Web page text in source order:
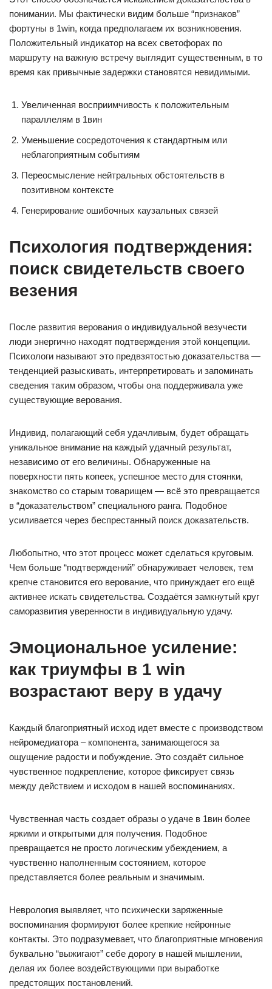
понимании. Мы фактически видим больше “признаков”
фортуны в 1win, когда предполагаем их возникновения.
Положительный индикатор на всех светофорах по
маршруту на важную встречу выглядит существенным, в то
время как привычные задержки становятся невидимыми.
Увеличенная восприимчивость к положительным
параллелям в 1вин
Уменьшение сосредоточения к стандартным или
неблагоприятным событиям
Переосмысление нейтральных обстоятельств в
позитивном контексте
Генерирование ошибочных каузальных связей
Психология подтверждения:
поиск свидетельств своего
везения
После развития верования о индивидуальной везучести
люди энергично находят подтверждения этой концепции.
Психологи называют это предвзятостью доказательства —
тенденцией разыскивать, интерпретировать и запоминать
сведения таким образом, чтобы она поддерживала уже
существующие верования.
Индивид, полагающий себя удачливым, будет обращать
уникальное внимание на каждый удачный результат,
независимо от его величины. Обнаруженные на
поверхности пять копеек, успешное место для стоянки,
знакомство со старым товарищем — всё это превращается
в “доказательством” специального ранга. Подобное
усиливается через беспрестанный поиск доказательств.
Любопытно, что этот процесс может сделаться круговым.
Чем больше “подтверждений” обнаруживает человек, тем
крепче становится его верование, что принуждает его ещё
активнее искать свидетельства. Создаётся замкнутый круг
саморазвития уверенности в индивидуальную удачу.
Эмоциональное усиление:
как триумфы в 1 win
возрастают веру в удачу
Каждый благоприятный исход идет вместе с производством
нейромедиатора – компонента, занимающегося за
ощущение радости и побуждение. Это создаёт сильное
чувственное подкрепление, которое фиксирует связь
между действием и исходом в нашей воспоминаниях.
Чувственная часть создает образы о удаче в 1вин более
яркими и открытыми для получения. Подобное
превращается не просто логическим убеждением, а
чувственно наполненным состоянием, которое
представляется более реальным и значимым.
Неврология выявляет, что психически заряженные
воспоминания формируют более крепкие нейронные
контакты. Это подразумевает, что благоприятные мгновения
буквально “выжигают” себе дорогу в нашей мышлении,
делая их более воздействующими при выработке
предстоящих постановлений.